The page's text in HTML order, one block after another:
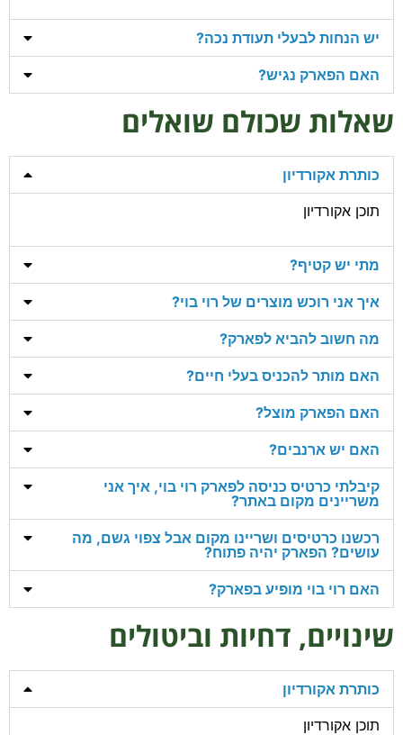
יש הנחות לבעלי תעודת נכה?
האם הפארק נגיש?
שאלות שכולם שואלים
כותרת אקורדיון
תוכן אקורדיון
מתי יש קטיף?
איך אני רוכש מוצרים של רוי בוי?
מה חשוב להביא לפארק?
האם מותר להכניס בעלי חיים?
האם הפארק מוצל?
האם יש ארנבים?
קיבלתי כרטיס כניסה לפארק רוי בוי, איך אני
משריינים מקום באתר?
רכשנו כרטיסים ושריינו מקום אבל צפוי גשם, מה
עושים? הפארק יהיה פתוח?
האם רוי בוי מופיע בפארק?
שינויים, דחיות וביטולים
כותרת אקורדיון
תוכן אקורדיון